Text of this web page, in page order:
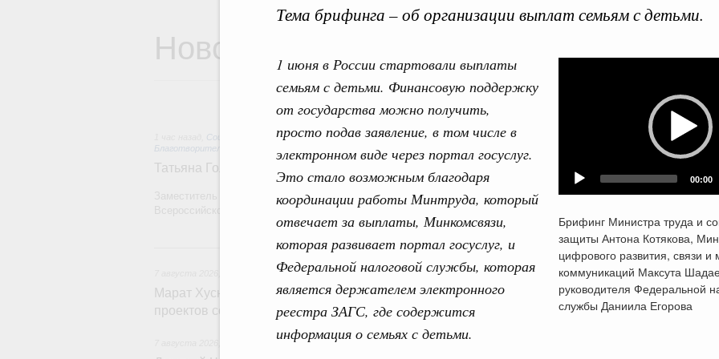
Тема брифинга – об организации выплат семьям с детьми.
00:00
Брифинг Министра труда и
защиты Антона Котякова,
цифрового развития, связи и
коммуникаций Максута
руководителя Федеральной
службы Даниила Егорова
1 июня в России стартовали выплаты
семьям с детьми. Финансовую поддержку
от государства можно получить,
просто подав заявление, в том числе в
электронном виде через портал госуслуг.
Это стало возможным благодаря
координации работы Минтруда, который
отвечает за выплаты, Минкомсвязи,
которая развивает портал госуслуг, и
Федеральной налоговой службы, которая
является держателем электронного
реестра ЗАГС, где содержится
информация о семьях с детьми.
Новости
Социальные инновации. Некоммерческие организации. Добровольчество и волонтёрство.
Благотворительность
Татьяна Голикова поздравила волонтёров-медиков с 10-летием
Заместитель Председателя Правительства Татьяна Голикова поздравила участников
Всероссийского общественного движения «Волонтёры-медики» с 10-летним юбилеем.
Вчера
Экономика городов. Городская среда
Марат Хуснуллин провёл заседание комиссии Всероссийского конкурса лучших
проектов создания городской среды
Отрасль информационных технологий
ПН
3